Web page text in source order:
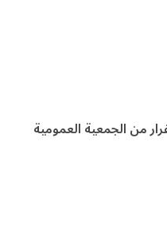
من الجمعية العمومية